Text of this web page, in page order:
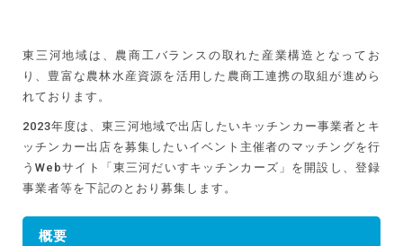
東三河地域は、農商工バランスの取れた産業構造となってお
り、豊富な農林水産資源を活用した農商工連携の取組が進めら
れております。
2023年度は、東三河地域で出店したいキッチンカー事業者とキ
ッチンカー出店を募集したいイベント主催者のマッチングを行
うWebサイト「東三河だいすキッチンカーズ」を開設し、登録
事業者等を下記のとおり募集します。
概要